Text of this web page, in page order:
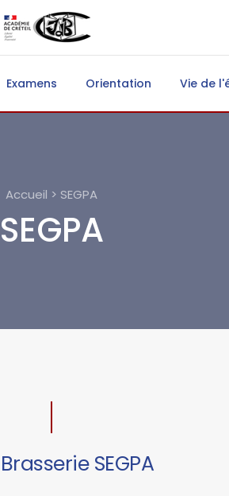
Examens Orientation Vie de
Accueil > SEGPA
SEGPA
SEGPA